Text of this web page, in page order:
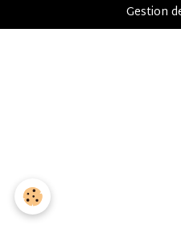
Gestion